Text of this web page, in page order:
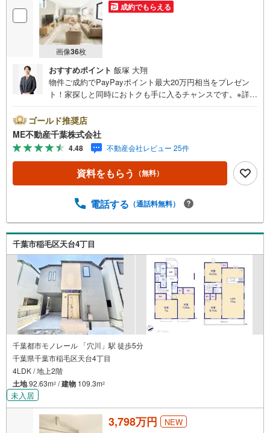
画像36枚
成約でもらえる
おすすめポイント 飯塚 大翔
物件ご成約でPayPayポイント最大20万円相当をプレゼン
ト！家探しと同時におトクも手に入るチャンスです。※詳し
送迎無料！頭金なし・銀行比較＆相談可！ テレビで紹介さ
れた『やどかリッチ』使えます！豊かに過ごすには『イン
テリア』家具や家電と『エクステリア』カーポートや楽し
める庭、この充実度で変わってきます。これらを一括で購
入でき、その代金を住宅ローンに組み込むことが可能なサ
ービス、それがやどかリッチです。 頭金0円でもOK！（諸
の？疾病ってなに？ローン組めるかな？」わからないこと
ーンの組み方、知らないと損する税金のこと等トータルで
サポート致します！
ゴールド推奨店
ME不動産千葉株式会社
4.48 不動産会社レビュー 25件
資料をもらう （無料）
電話する （通話料無料）
千葉市稲毛区天台4丁目
千葉都市モノレール 「穴川」駅 徒歩5分
千葉県千葉市稲毛区天台4丁目
4LDK / 地上2階
土地92.63m2 /建物 109.3m2
未入居
3,798万円 NEW